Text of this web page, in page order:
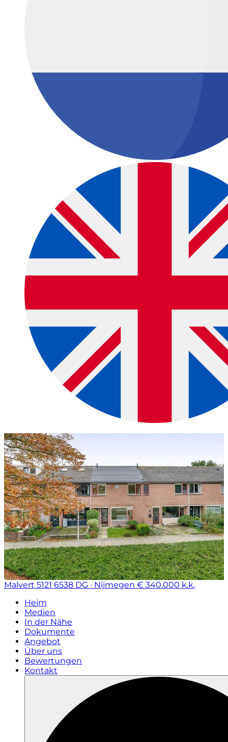
Malvert 5121 6538 DG · Nijmegen € 340.000 k.k.
Heim
Medien
In der Nähe
Dokumente
Angebot
Über uns
Bewertungen
Kontakt